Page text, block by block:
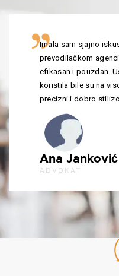
Imala sam sjajno
prevodilačkom
efikasan i pouzdan.
koristila bile su na
precizni i dobro
Ana Janković
ADVOKAT